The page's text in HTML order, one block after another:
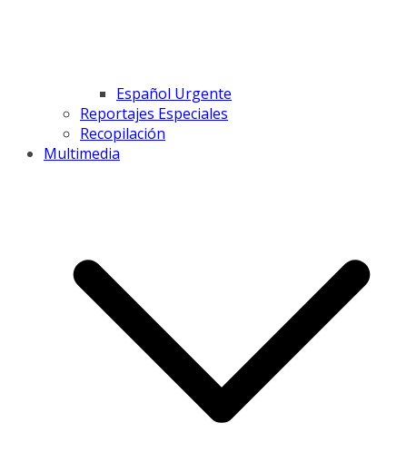
Español Urgente
Reportajes Especiales
Recopilación
Multimedia